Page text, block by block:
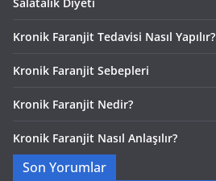
Kronik Faranjit Tedavisi Nasıl Yapılır?
Kronik Faranjit Sebepleri
Kronik Faranjit Nedir?
Kronik Faranjit Nasıl Anlaşılır?
Son Yorumlar